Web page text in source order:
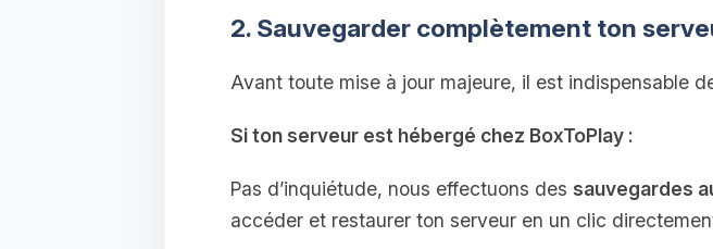
2. Sauvegarder complètement ton
Avant toute mise à jour majeure, il est indispensable
Si ton serveur est hébergé chez BoxToPlay :
Pas d’inquiétude, nous effectuons des sauvegardes
accéder et restaurer ton serveur en un clic